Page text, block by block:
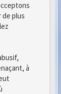
de plus
à